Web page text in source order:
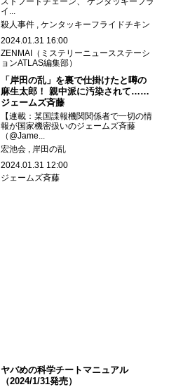
イ...
殺人事件
ケンタッキーフライドチキン
2024.01.31 16:00
ZENMAI（ミステリーニュースステーシ
ョンATLAS編集部）
「岸田の乱」を裏で仕掛けたと噂の
麻生太郎！ 親中派に汚染されて……
ジェームズ斉藤
【連載：某国諜報機関関係者で一切の情
報が国家機密扱いのジェームズ斉藤
（@Jame...
宏池会
岸田の乱
2024.01.31 12:00
ジェームズ斉藤
ヤバめの科学チートマニュアル
（2024/1/31発売）